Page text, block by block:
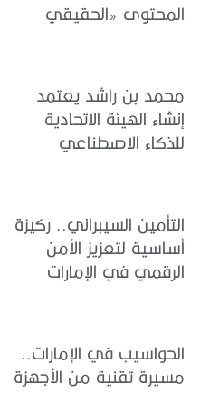
المحتوى «الحقيقي
محمد بن راشد يعتمد
إنشاء الهيئة الاتحادية
للذكاء الاصطناعي
التأمين السيبراني.. ركيزة
أساسية لتعزيز الأمن
الرقمي في الإمارات
الحواسيب في الإمارات..
مسيرة تقنية من الأجهزة